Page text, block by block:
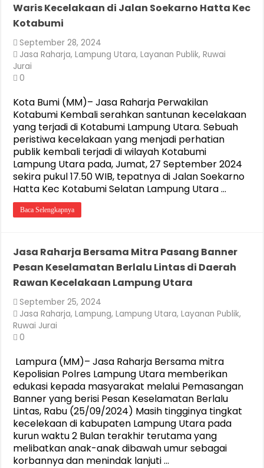
Waris Kecelakaan di Jalan Soekarno Hatta Kec
Kotabumi
September 28, 2024
Jasa Raharja,Lampung Utara,Layanan Publik,Ruwai
Jurai
0
Kota Bumi (MM)– Jasa Raharja Perwakilan
Kotabumi Kembali serahkan santunan kecelakaan
yang terjadi di Kotabumi Lampung Utara. Sebuah
peristiwa kecelakaan yang menjadi perhatian
publik kembali terjadi di wilayah Kotabumi
Lampung Utara pada, Jumat, 27 September 2024
sekira pukul 17.50 WIB, tepatnya di Jalan Soekarno
Hatta Kec Kotabumi Selatan Lampung Utara …
Baca Selengkapnya
Jasa Raharja Bersama Mitra Pasang Banner
Pesan Keselamatan Berlalu Lintas di Daerah
Rawan Kecelakaan Lampung Utara
September 25, 2024
Jasa Raharja,Lampung,Lampung Utara,Layanan Publik,
Ruwai Jurai
0
Lampura (MM)– Jasa Raharja Bersama mitra
Kepolisian Polres Lampung Utara memberikan
edukasi kepada masyarakat melalui Pemasangan
Banner yang berisi Pesan Keselamatan Berlalu
Lintas, Rabu (25/09/2024) Masih tingginya tingkat
kecelekaan di kabupaten Lampung Utara pada
kurun waktu 2 Bulan terakhir terutama yang
melibatkan anak-anak dibawah umur sebagai
korbannya dan menindak lanjuti …